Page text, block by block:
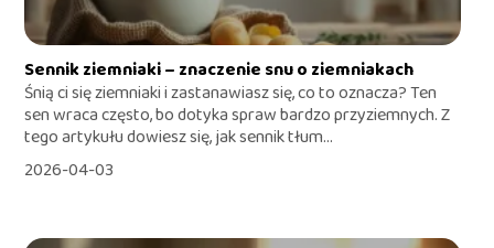
Sennik ziemniaki – znaczenie snu o ziemniakach
Śnią ci się ziemniaki i zastanawiasz się, co to oznacza? Ten
sen wraca często, bo dotyka spraw bardzo przyziemnych. Z
tego artykułu dowiesz się, jak sennik tłum...
2026-04-03